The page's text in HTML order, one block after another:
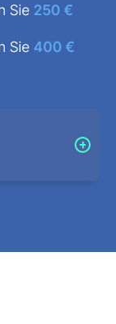
Sie 250 €
Sie 400 €